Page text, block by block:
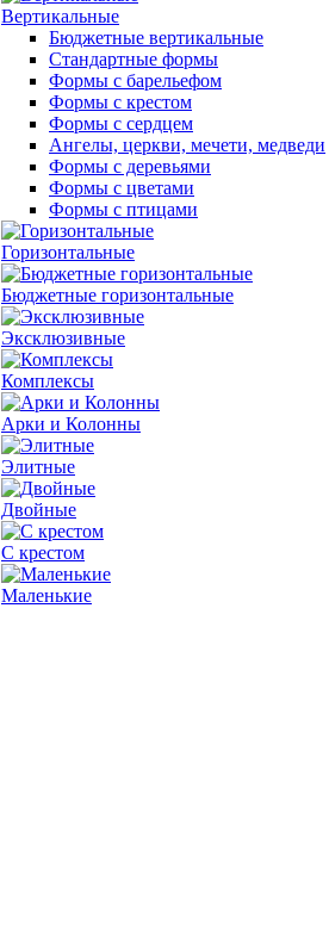
Вертикальные
Бюджетные вертикальные
Стандартные формы
Формы с барельефом
Формы с крестом
Формы с сердцем
Ангелы, церкви, мечети, медведи
Формы с деревьями
Формы с цветами
Формы с птицами
Горизонтальные
Бюджетные горизонтальные
Эксклюзивные
Комплексы
Арки и Колонны
Элитные
Двойные
С крестом
Маленькие